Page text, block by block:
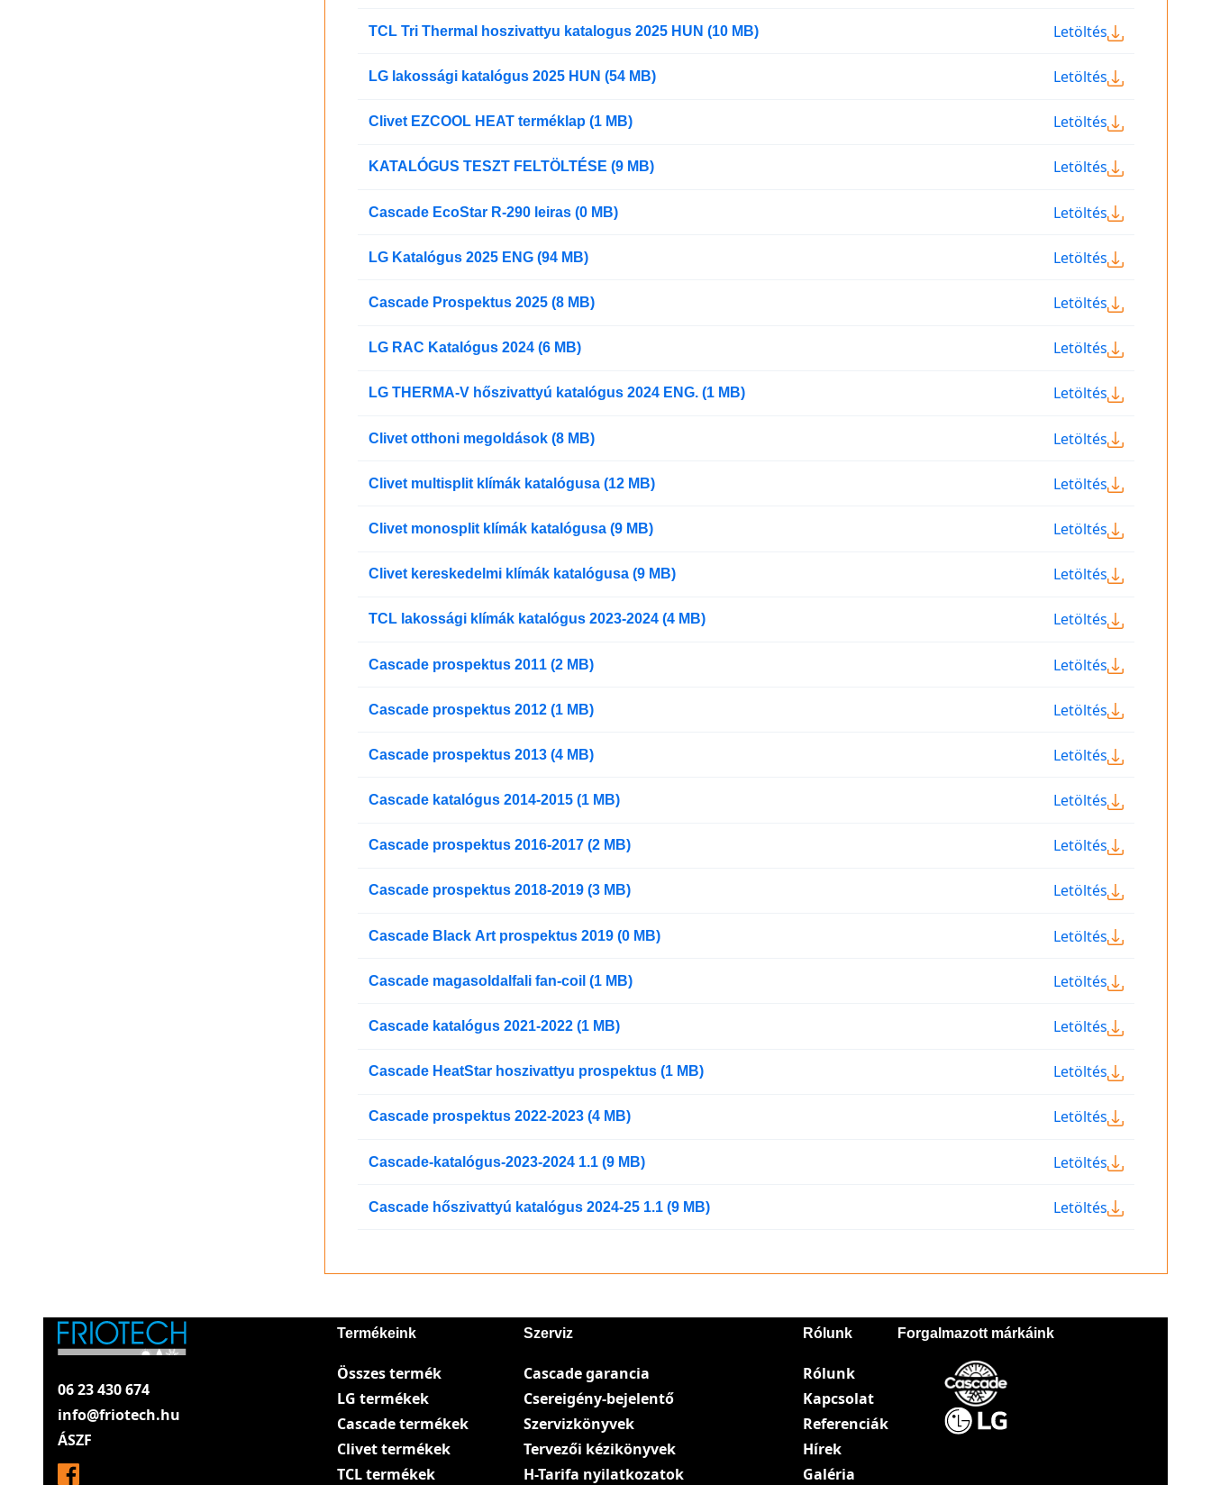
TCL Tri Thermal hoszivattyu katalogus 2025 HUN (10 MB) Letöltés
LG lakossági katalógus 2025 HUN (54 MB) Letöltés
Clivet EZCOOL HEAT terméklap (1 MB) Letöltés
KATALÓGUS TESZT FELTÖLTÉSE (9 MB) Letöltés
Cascade EcoStar R-290 leiras (0 MB) Letöltés
LG Katalógus 2025 ENG (94 MB) Letöltés
Cascade Prospektus 2025 (8 MB) Letöltés
LG RAC Katalógus 2024 (6 MB) Letöltés
LG THERMA-V hőszivattyú katalógus 2024 ENG. (1 MB) Letöltés
Clivet otthoni megoldások (8 MB) Letöltés
Clivet multisplit klímák katalógusa (12 MB) Letöltés
Clivet monosplit klímák katalógusa (9 MB) Letöltés
Clivet kereskedelmi klímák katalógusa (9 MB) Letöltés
TCL lakossági klímák katalógus 2023-2024 (4 MB) Letöltés
Cascade prospektus 2011 (2 MB) Letöltés
Cascade prospektus 2012 (1 MB) Letöltés
Cascade prospektus 2013 (4 MB) Letöltés
Cascade katalógus 2014-2015 (1 MB) Letöltés
Cascade prospektus 2016-2017 (2 MB) Letöltés
Cascade prospektus 2018-2019 (3 MB) Letöltés
Cascade Black Art prospektus 2019 (0 MB) Letöltés
Cascade magasoldalfali fan-coil (1 MB) Letöltés
Cascade katalógus 2021-2022 (1 MB) Letöltés
Cascade HeatStar hoszivattyu prospektus (1 MB) Letöltés
Cascade prospektus 2022-2023 (4 MB) Letöltés
Cascade-katalógus-2023-2024 1.1 (9 MB) Letöltés
Cascade hőszivattyú katalógus 2024-25 1.1 (9 MB) Letöltés
06 23 430 674
info@friotech.hu
ÁSZF
Termékeink
Összes termék
LG termékek
Cascade termékek
Clivet termékek
TCL termékek
Szerviz
Cascade garancia
Csereigény-bejelentő
Szervizkönyvek
Tervezői kézikönyvek
H-Tarifa nyilatkozatok
Rólunk
Rólunk
Kapcsolat
Referenciák
Hírek
Galéria
Forgalmazott márkáink